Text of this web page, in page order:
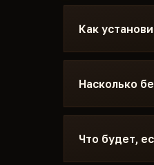
Как
После оплаты
написана под
Discord или
Насколько
Чит
статус видно
Что будет,